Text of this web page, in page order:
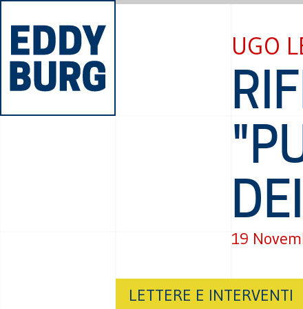
UGO
19
LETTERE E INTERVENTI